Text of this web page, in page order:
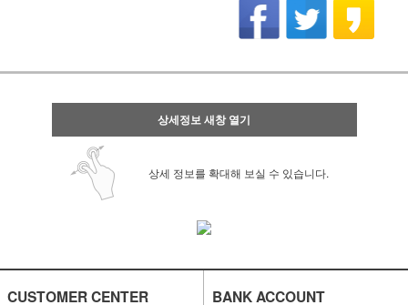
상세정보 새창 열기
상세 정보를 확대해 보실 수 있습니다.
CUSTOMER CENTER BANK ACCOUNT